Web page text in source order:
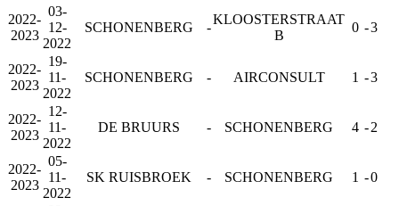
2022-
2023
03-
12-
2022
SCHONENBERG -
KLOOSTERSTRAAT
B
0 -3
2022-
2023
19-
11-
2022
SCHONENBERG - AIRCONSULT 1 -3
2022-
2023
12-
11-
2022
DE BRUURS - SCHONENBERG 4 -2
2022-
2023
05-
11-
2022
SK RUISBROEK - SCHONENBERG 1 -0